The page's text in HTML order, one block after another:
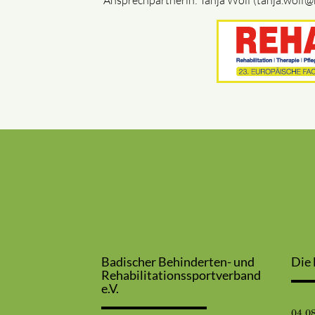
Badischer Behinderten- und
Rehabilitationssportverband
e.V.
Die